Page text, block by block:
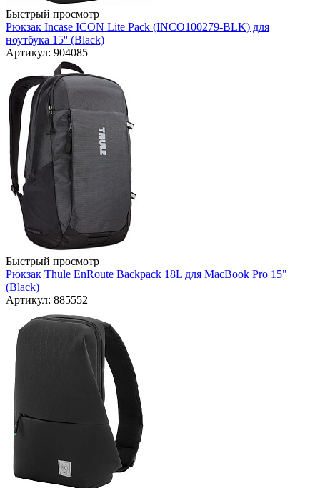
Быстрый просмотр
Рюкзак Incase ICON Lite Pack (INCO100279-BLK) для
ноутбука 15'' (Black)
Артикул: 904085
Быстрый просмотр
Рюкзак Thule EnRoute Backpack 18L для MacBook Pro 15"
(Black)
Артикул: 885552